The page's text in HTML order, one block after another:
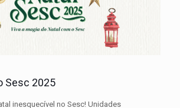
Sesc 2025
inesquecível no Sesc! Unidades